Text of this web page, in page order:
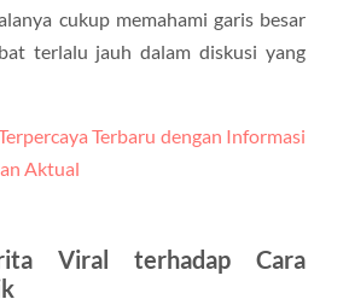
cukup memahami garis besar
terlalu jauh dalam diskusi yang
Terbaru dengan Informasi
Aktual
Viral terhadap Cara